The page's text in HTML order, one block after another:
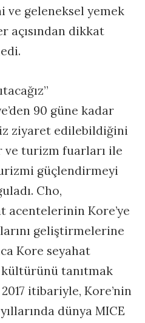
geleneksel yemek
dikkat
90 güne kadar
ziyaret edilebildiğini
turizm fuarları ile
güçlendirmeyi
Cho,
acentelerinin Kore’ye
geliştirmelerine
Kore seyahat
tanıtmak
itibariyle, Kore’nin
yıllarında dünya MICE